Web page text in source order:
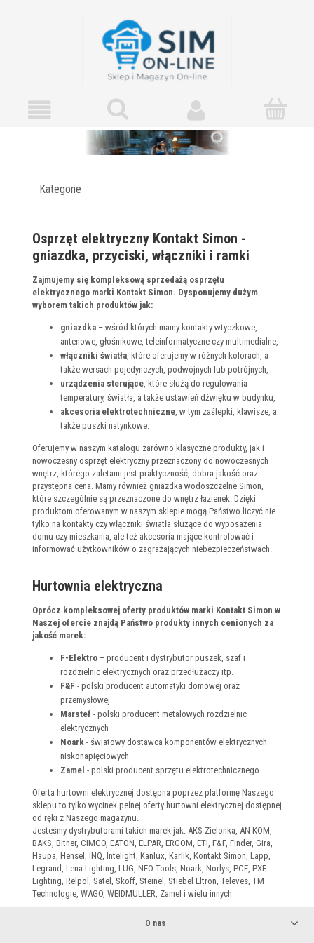
Kategorie
Osprzęt elektryczny Kontakt Simon -
gniazdka, przyciski, włączniki i ramki
Zajmujemy się kompleksową sprzedażą osprzętu
elektrycznego marki Kontakt Simon. Dysponujemy dużym
wyborem takich produktów jak:
gniazdka – wśród których mamy kontakty wtyczkowe,
antenowe, głośnikowe, teleinformatyczne czy multimedialne,
włączniki światła , które oferujemy w różnych kolorach, a
także wersach pojedynczych, podwójnych lub potrójnych,
urządzenia sterujące , które służą do regulowania
temperatury, światła, a także ustawień dźwięku w budynku,
akcesoria elektrotechniczne , w tym zaślepki, klawisze, a
także puszki natynkowe.
Oferujemy w naszym katalogu zarówno klasyczne produkty, jak i
nowoczesny osprzęt elektryczny przeznaczony do nowoczesnych
wnętrz, którego zaletami jest praktyczność, dobra jakość oraz
przystępna cena. Mamy również gniazdka wodoszczelne Simon,
które szczególnie są przeznaczone do wnętrz łazienek. Dzięki
produktom oferowanym w naszym sklepie mogą Państwo liczyć nie
tylko na kontakty czy włączniki światła służące do wyposażenia
domu czy mieszkania, ale też akcesoria mające kontrolować i
informować użytkowników o zagrażających niebezpieczeństwach.
Hurtownia elektryczna
Oprócz kompleksowej oferty produktów marki Kontakt Simon w
Naszej ofercie znajdą Państwo produkty innych cenionych za
jakość marek:
F-Elektro – producent i dystrybutor puszek, szaf i
rozdzielnic elektrycznych oraz przedłużaczy itp.
F&F - polski producent automatyki domowej oraz
przemysłowej
Marstef - polski producent metalowych rozdzielnic
elektrycznych
Noark - światowy dostawca komponentów elektrycznych
niskonapięciowych
Zamel - polski producent sprzętu elektrotechnicznego
Oferta hurtowni elektrycznej dostępna poprzez platformę Naszego
sklepu to tylko wycinek pełnej oferty hurtowni elektrycznej dostępnej
od ręki z Naszego magazynu.
Jesteśmy dystrybutorami takich marek jak: AKS Zielonka, AN-KOM,
BAKS, Bitner, CIMCO, EATON, ELPAR, ERGOM, ETI, F&F, Finder, Gira,
Haupa, Hensel, INQ, Intelight, Kanlux, Karlik, Kontakt Simon, Lapp,
Legrand, Lena Lighting, LUG, NEO Tools, Noark, Norlys, PCE, PXF
Lighting, Relpol, Satel, Skoff, Steinel, Stiebel Eltron, Televes, TM
Technologie, WAGO, WEIDMULLER, Zamel i wielu innych
O nas